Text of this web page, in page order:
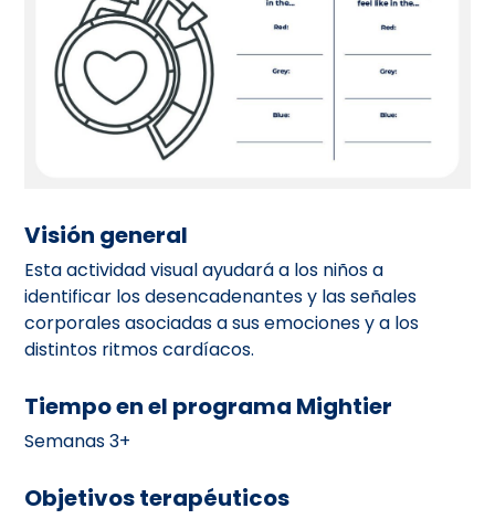
Visión general
Esta actividad visual ayudará a los niños a
identificar los desencadenantes y las señales
corporales asociadas a sus emociones y a los
distintos ritmos cardíacos.
Tiempo en el programa Mightier
Semanas 3+
Objetivos terapéuticos